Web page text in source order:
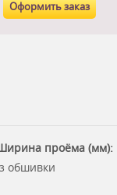
Оформить заказ
проёма (мм):
обшивки